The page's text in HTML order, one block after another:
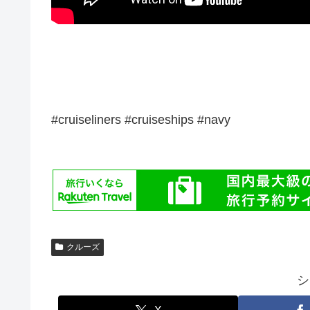
#cruiseliners #cruiseships #navy
クルーズ